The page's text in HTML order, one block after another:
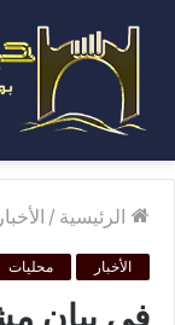
الرئيسية / الأخبار
الأخبار محليات